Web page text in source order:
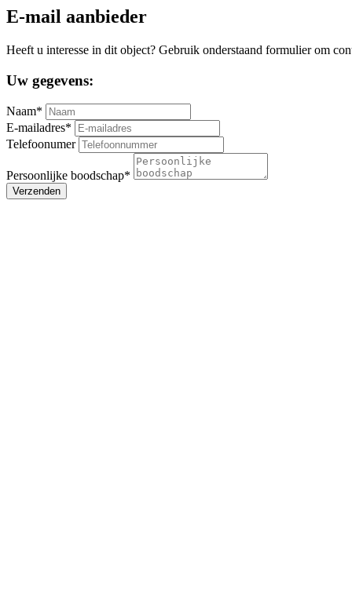
E-mail aanbieder
Heeft u interesse in dit object? Gebruik onderstaand formulier om
Uw gegevens:
Naam*
E-mailadres*
Telefoonumer
Persoonlijke boodschap*
Verzenden